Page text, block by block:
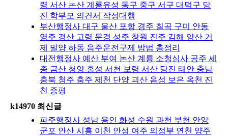
령 서산 논산 계룡유성 동구 중구 서구 대덕구 당
진 학부모 의견서 작성대행
부산행정사 대구 울산 포항 경주 칠곡 구미 안동
영주 경산 고령 문경 성주 창원 진주 김해 양산 거
제 밀양 하동 음주운전구제 방법 총정리
대전행정사 예산 부여 논산 계룡 소청심사 공주 세
종 금산 청양 홍성 서천 보령 서산 당진 태안 충남
충북 청주 충주 제천 단양 괴산 음성 보은 옥천 진
천 증평
k14970 최신글
파주행정사 성남 용인 화성 수원 과천 부천 안양
군포 안산 시흥 이천 안성 여주 의정부 연천 양주